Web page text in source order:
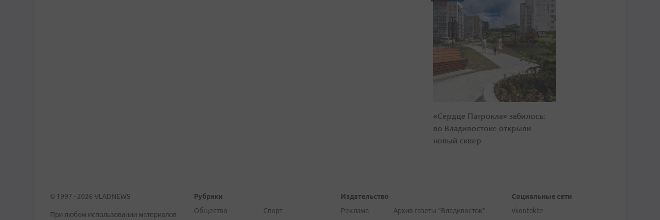
«Сердце Патрокла» забилось:
во Владивостоке открыли
новый сквер
© 1997 - 2026 VLADNEWS
При любом использовании материалов
Рубрики
Общество
Спорт
Издательство
Реклама
Архив газеты "Владивосток"
Социальные сети
vkontakte